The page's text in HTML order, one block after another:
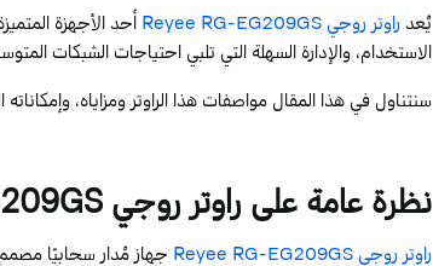
يُعدراوتر روجي ReyeeRG-EG209GS أحد الأجهزة
الاستخدام، والإدارة السهلة التي تلبي احتياجات الشبكات
سنتناول في هذا المقال مواصفات هذا الراوتر ومزاياه، وإمكاناته
نظرةعامةعلىراوترروجي
راوتر روجي ReyeeRG-EG209GS جهاز مُدارسحابيًامصمم